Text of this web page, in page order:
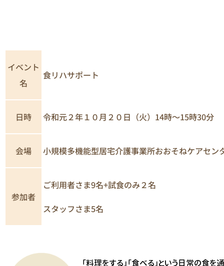
イベント
名
食リハサポート
日時 令和元２年１０月２０日（火）14時～15時30分
会場 小規模多機能型居宅介護事業所おおそねケアセン
参加者
ご利用者さま9名+試食のみ２名
スタッフさま5名